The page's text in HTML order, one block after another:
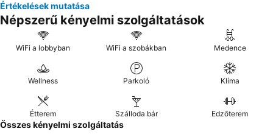
Értékelések mutatása
Népszerű kényelmi szolgáltatások
WiFi a lobbyban WiFi a szobákban Medence
Wellness Parkoló Klíma
Étterem Szálloda bár Edzőterem
Összes kényelmi szolgáltatás